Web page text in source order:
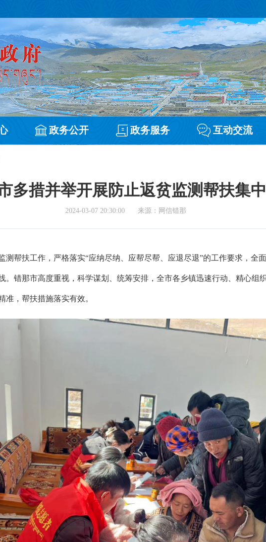
政务公开 政务服务 互动交流
多措并举开展防止返贫监测帮扶集
2024-03-07 20:30:00 来源：网信错那
测帮扶工作，严格落实“应纳尽纳、应帮尽帮、应退尽退”的工作要求，全
。错那市高度重视，科学谋划、统筹安排，全市各乡镇迅速行动、精心组
准，帮扶措施落实有效。